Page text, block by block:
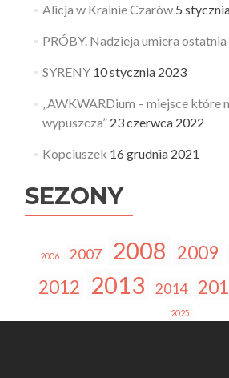
Alicja w Krainie Czarów 5
PRÓBY. Nadzieja umiera ostatnia
SYRENY 10 stycznia 2023
„AWKWARDium – miejsce które
wypuszcza” 23 czerwca 2022
Kopciuszek 16 grudnia 2021
SEZONY
2006 2007 2008 2009
2012 2013 2014
2025